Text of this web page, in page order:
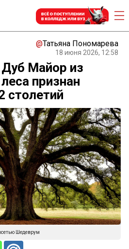
@Татьяна Пономарева
18 июня 2026, 12:58
Майор из
признан
столетий
Шедеврум